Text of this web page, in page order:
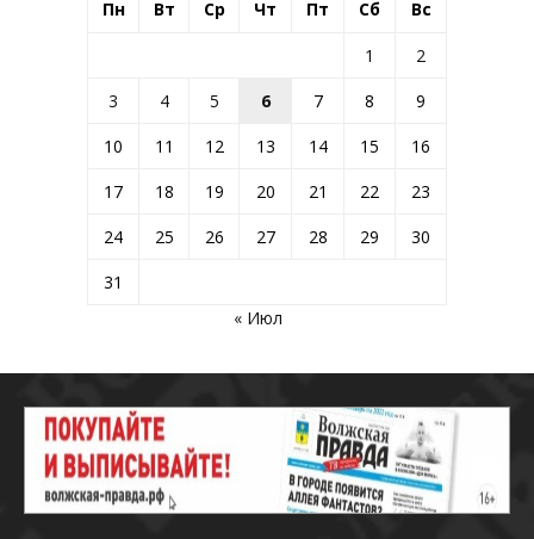
Пн Вт Ср Чт Пт Сб Вс
1
2
3
4 5 6 7 8
9
10
11 12 13 14 15
16
17
18 19 20 21 22
23
24
25 26 27 28 29
30
31
« Июл